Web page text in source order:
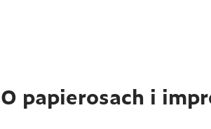
O papierosach i